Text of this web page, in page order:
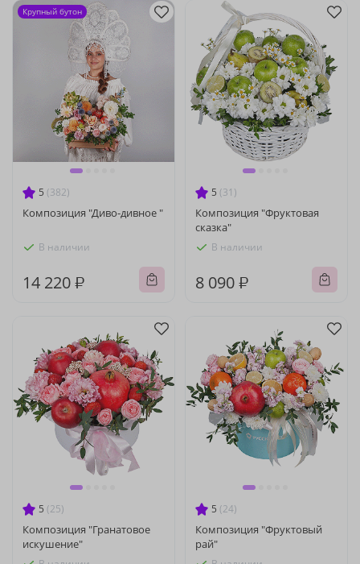
5 (382)
Композиция "Диво-дивное "
В наличии
14 220 ₽
Крупный бутон
5 (31)
Композиция "Фруктовая
сказка"
В наличии
8 090 ₽
5 (25)
Композиция "Гранатовое
искушение"
5 (24)
Композиция "Фруктовый
рай"